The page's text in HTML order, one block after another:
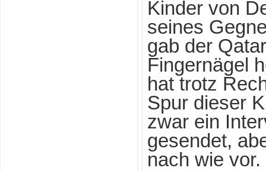
Kinder von
seines
gab der
Fingernägel
hat trotz
Spur dieser
zwar ein
gesendet,
nach wie vor.